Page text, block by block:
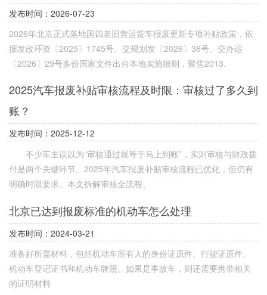
发布时间：2026-07-23
2026年北京正式落地国四老旧营运货车报废更新专项补贴政策，依
据发改环资〔2025〕1745号、交规划发〔2026〕36号、交办运
〔2026〕29号多份国家文件出台本地实施细则，聚焦2013.
2025汽车报废补贴审核流程及时限：审核过了多久到
账？
发布时间：2025-12-12
不少车主误以为“审核通过就等于马上到账”，实则审核与财政拨
付是两个关键环节。2025年汽车报废补贴审核流程已优化，但仍有
明确时限要求。本文拆解审核全流程、
北京已达到报废标准的机动车怎么处理
发布时间：2024-03-21
准备好所需材料，包括机动车所有人的身份证原件、行驶证原件、
机动车登记证书和机动车牌照。如果是事故车，则还需要携带相关
的证明材料